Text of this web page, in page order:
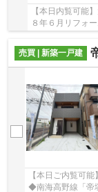
【本日内覧可能
８年６月リフォ
売買 | 新築一戸建
【本日ご内覧可
◆南海高野線「帝